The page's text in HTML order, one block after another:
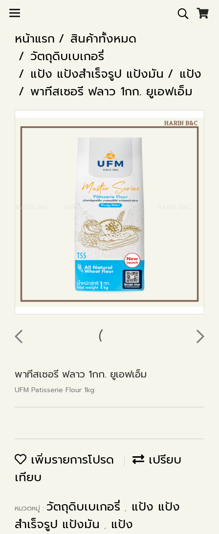
หน้าแรก
สินค้าทั้งหมด
วัตถุดิบเบเกอรี่
แป้ง แป้งสำเร็จรูป แป้งมัน
แป้ง
พาทีสเซอรี ฟลาว 1กก. ยูเอฟเอ็ม
พาทีสเซอรี ฟลาว 1กก. ยูเอฟเอ็ม
UFM Patisserie Flour 1kg
เพิ่มรายการโปรด
เปรียบ
เทียบ
หมวดหมู่ : วัตถุดิบเบเกอรี่ ,
แป้ง แป้ง
สำเร็จรูป แป้งมัน , แป้ง